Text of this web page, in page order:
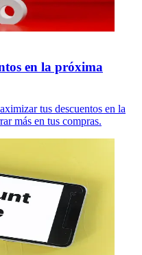
en la próxima
tus descuentos en la
más en tus compras.